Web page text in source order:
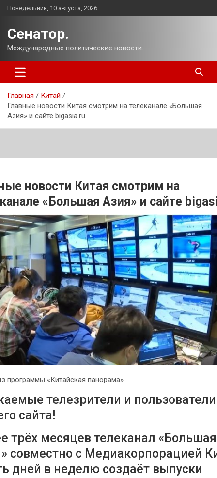
Перейти
Понедельник, 10 августа, 2026
Сенатор.
Международные политические новости.
Главная
Китай
Главные новости Китая смотрим на телеканале «Большая
Азия» и сайте bigasia.ru
новости Китая смотрим на
«Большая Азия» и сайте
программы «Китайская панорама»
телезрители и пользователи
сайта!
трёх месяцев телеканал «Большая
совместно с Медиакорпорацией
дней в неделю создаёт выпуски